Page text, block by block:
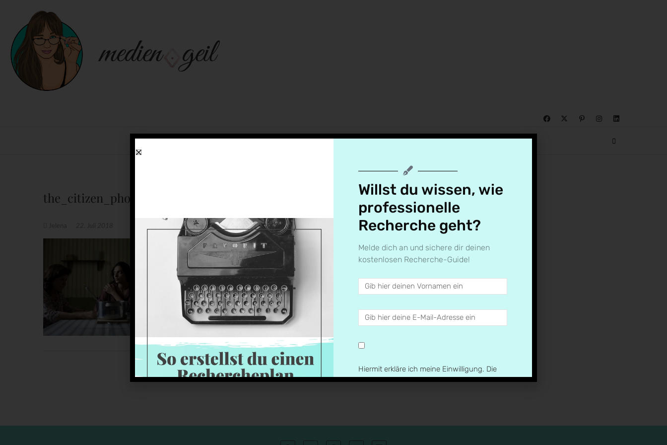
BLOG MENTORING ÜBER MICH NEWSLETTER ONLINE-SHOP KONTAKT
the_citizen_photo_3
Willst du wissen, wie
professionelle
Recherche geht?
Melde dich an und sichere dir deinen
kostenlosen Recherche-Guide!
Hiermit erkläre ich meine Einwilligung. Die
Datenschutzerklärung habe ich zur Kenntnis